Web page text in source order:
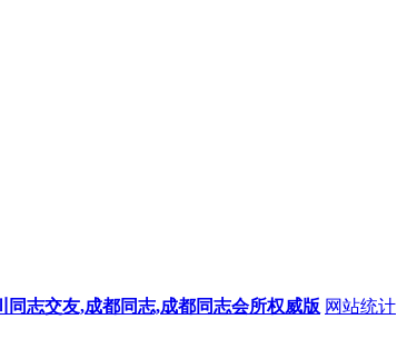
志交友,成都同志,成都同志会所权威版 网站统计